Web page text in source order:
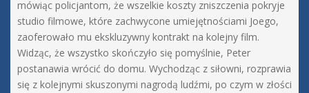
mówiąc policjantom, że wszelkie koszty zniszczenia pokryje
studio filmowe, które zachwycone umiejętnościami Joego,
zaoferowało mu ekskluzywny kontrakt na kolejny film.
Widząc, że wszystko skończyło się pomyślnie, Peter
postanawia wrócić do domu. Wychodząc z siłowni, rozprawia
się z kolejnymi skuszonymi nagrodą ludźmi, po czym w złości